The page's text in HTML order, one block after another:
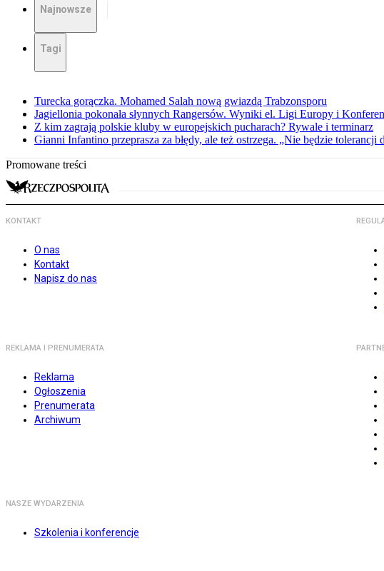
Najnowsze
Tagi
Turecka gorączka. Mohamed Salah nową gwiazdą Trabzonsporu
Jagiellonia pokonała słynnych Rangersów. Wyniki el. Ligi Europy i
Z kim zagrają polskie kluby w europejskich pucharach? Rywale i terminarz
Gianni Infantino przeprasza za błędy, ale też ostrzega. „Nie będzie tolerancji
Promowane treści
KONTAKT
O nas
Kontakt
Napisz do nas
REKLAMA I PRENUMERATA
Reklama
Ogłoszenia
Prenumerata
Archiwum
NASZE WYDARZENIA
Szkolenia i konferencje